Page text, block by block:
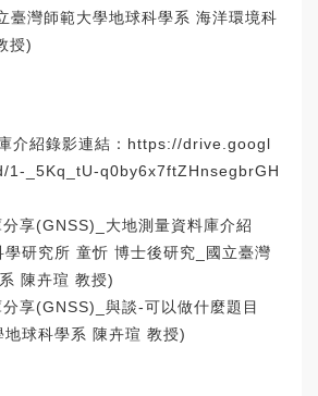
臺灣師範大學地球科學系 海洋環境科
授)
介紹錄影連結： https://drive.googl
1-_5Kq_tU-q0by6x7ftZHnsegbrGH
享(GNSS)_大地測量資料庫介紹
學研究所 童忻 博士後研究_國立臺灣
陳卉瑄 教授)
享(GNSS)_與談-可以做什麼題目
球科學系 陳卉瑄 教授)